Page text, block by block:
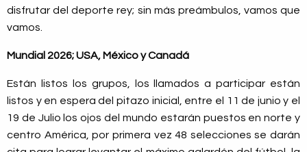
disfrutar del deporte rey; sin más preámbulos, vamos que
vamos.
Mundial 2026; USA, México y Canadá
Están listos los grupos, los llamados a participar están
listos y en espera del pitazo inicial, entre el 11 de junio y el
19 de Julio los ojos del mundo estarán puestos en norte y
centro América, por primera vez 48 selecciones se darán